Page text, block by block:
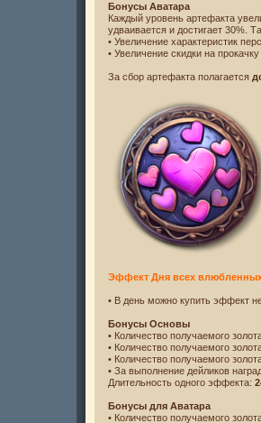
Бонусы Аватара
Каждый уровень артефакта
удваивается и достигает 30%.
• Увеличение характеристик
• Увеличение скидки на
За сбор артефакта полагается
Эффект Дня всех
• В день можно купить эффект
Бонусы Основы
• Количество получаемого
• Количество получаемого
• Количество получаемого
• За выполнение дейликов
Длительность одного эффекта:
Бонусы для Аватара
• Количество получаемого